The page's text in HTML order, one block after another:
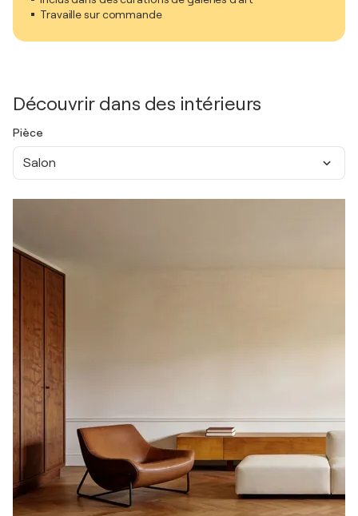
Travaille sur commande
Découvrir dans des intérieurs
Pièce
Salon